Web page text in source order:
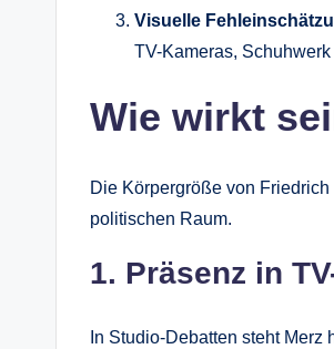
Visuelle
TV-Kameras,
Wie wirkt
Die Körpergröße von
politischen Raum.
1. Präsenz in
In Studio-Debatten steht